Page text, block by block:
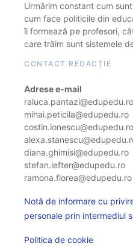
Urmărim constant cum
cum face politicile din
îi formează pe profesori,
care trăim sunt sistemele
CONTACT REDACȚIE
Adrese e-mail
raluca.pantazi@edupedu.ro
mihai.peticila@edupedu.ro
costin.ionescu@edupedu.ro
diana.ghimisi@edupedu.ro
stefan.lefter@edupedu.ro
ramona.florea@edupedu.ro
Notă de informare cu
personale prin intermediul
Politica de cookie